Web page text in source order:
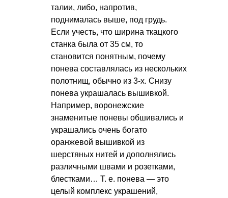
талии, либо, напротив,
поднималась выше, под грудь.
Если учесть, что ширина ткацкого
станка была от 35 см, то
становится понятным, почему
понева составлялась из нескольких
полотнищ, обычно из 3-х. Снизу
понева украшалась вышивкой.
Например, воронежские
знаменитые поневы обшивались и
украшались очень богато
оранжевой вышивкой из
шерстяных нитей и дополнялись
различными швами и розетками,
блестками… Т. е. понева — это
целый комплекс украшений,